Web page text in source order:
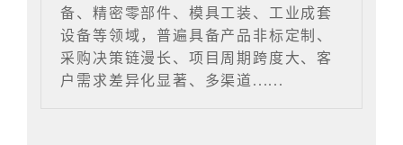
备、精密零部件、模具工装、工业成套
设备等领域，普遍具备产品非标定制、
采购决策链漫长、项目周期跨度大、客
户需求差异化显著、多渠道......